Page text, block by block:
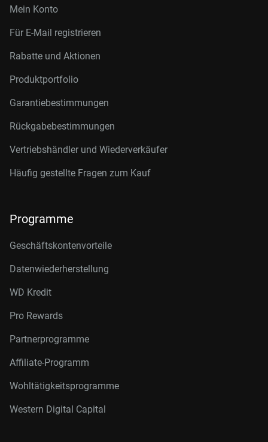
Mein Konto
Für E-Mail registrieren
Rabatte und Aktionen
Produktportfolio
Garantiebestimmungen
Rückgabebestimmungen
Vertriebshändler und Wiederverkäufer
Häufig gestellte Fragen zum Kauf
Programme
Geschäftskontenvorteile
Datenwiederherstellung
WD Kredit
Pro Rewards
Partnerprogramme
Affiliate-Programm
Wohltätigkeitsprogramme
Western Digital Capital